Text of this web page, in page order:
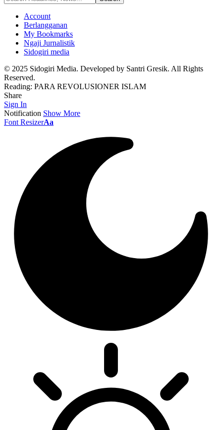
Account
Berlangganan
My Bookmarks
Ngaji Jurnalistik
Sidogiri media
© 2025 Sidogiri Media. Developed by Santri Gresik. All Rights
Reserved.
Reading: PARA REVOLUSIONER ISLAM
Share
Sign In
Notification Show More
Font ResizerAa